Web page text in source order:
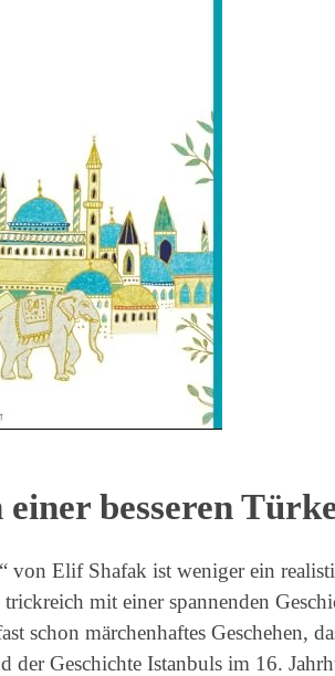
besseren
von Elif Shafak ist weniger ein
mit einer spannenden
schon märchenhaftes Geschehen,
der Geschichte Istanbuls im 16.